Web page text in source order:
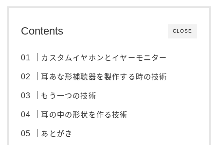
CLOSE
Contents
カスタムイヤホンとイヤーモニター
耳あな形補聴器を製作する時の技術
もう一つの技術
耳の中の形状を作る技術
あとがき